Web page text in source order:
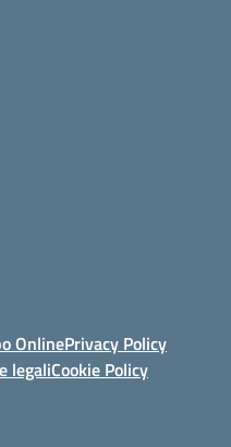
OnlinePrivacy Policy
legaliCookie Policy